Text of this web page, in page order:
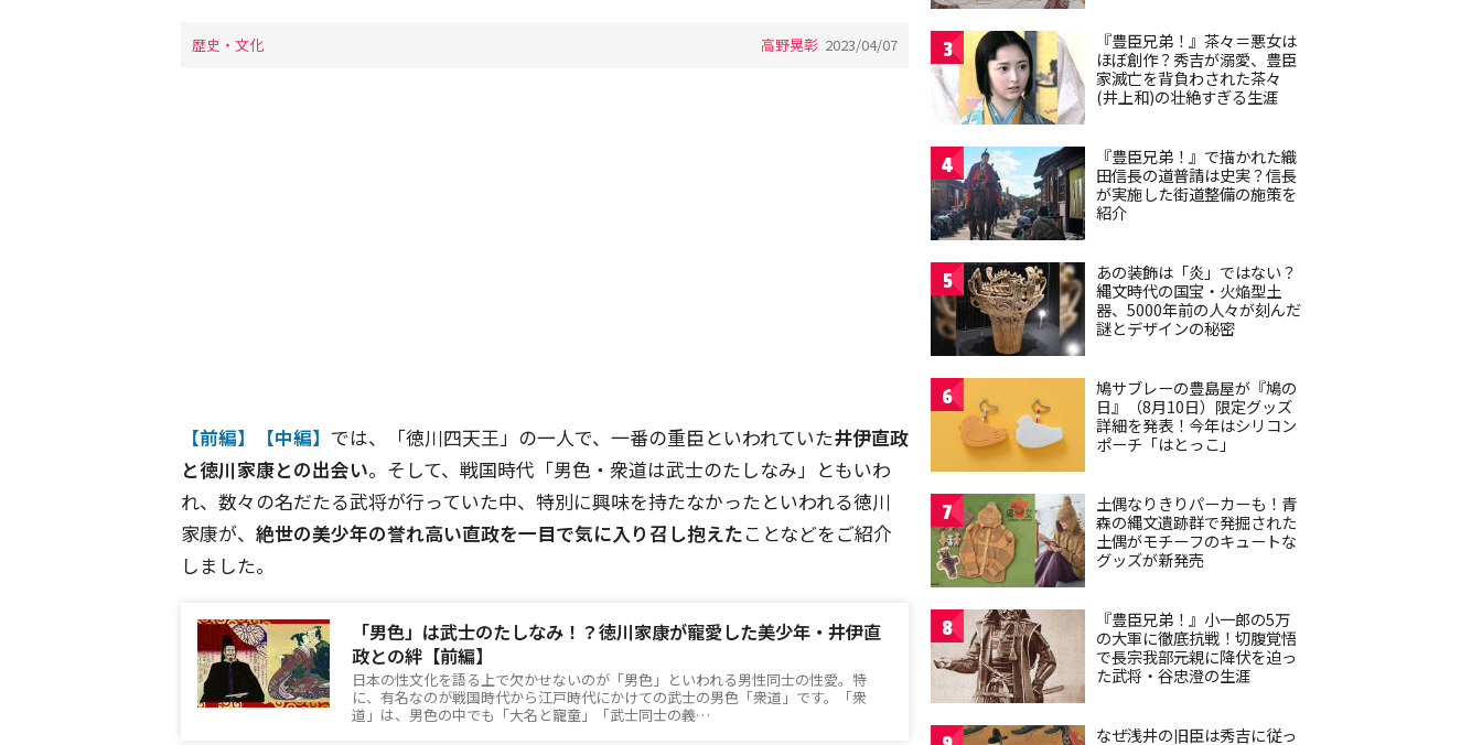
歴史・文化 高野晃彰 2023/04/07
【前編】【中編】 では、「徳川四天王」の一人で、一番の重臣といわれていた井伊直政
と徳川家康との出会い。そして、戦国時代「男色・衆道は武士のたしなみ」ともいわ
れ、数々の名だたる武将が行っていた中、特別に興味を持たなかったといわれる徳川
家康が、 絶世の美少年の誉れ高い直政を一目で気に入り召し抱えたことなどをご紹介
しました。
「男色」は武士のたしなみ！？徳川家康が寵愛した美少年・井伊直
政との絆【前編】
日本の性文化を語る上で欠かせないのが「男色」といわれる男性同士の性愛。特
に、有名なのが戦国時代から江戸時代にかけての武士の男色「衆道」です。「衆
道」は、男色の中でも「大名と寵童」「武士同士の義…
3
『豊臣兄弟！』茶々＝悪女は
ほぼ創作？秀吉が溺愛、豊臣
家滅亡を背負わされた茶々
(井上和)の壮絶すぎる生涯
4
『豊臣兄弟！』で描かれた織
田信長の道普請は史実？信長
が実施した街道整備の施策を
紹介
5
あの装飾は「炎」ではない？
縄文時代の国宝・火焔型土
器、5000年前の人々が刻んだ
謎とデザインの秘密
6
鳩サブレーの豊島屋が『鳩の
日』（8月10日）限定グッズ
詳細を発表！今年はシリコン
ポーチ「はとっこ」
7
土偶なりきりパーカーも！青
森の縄文遺跡群で発掘された
土偶がモチーフのキュートな
グッズが新発売
8
『豊臣兄弟！』小一郎の5万
の大軍に徹底抗戦！切腹覚悟
で長宗我部元親に降伏を迫っ
た武将・谷忠澄の生涯
なぜ浅井の旧臣は秀吉に従っ